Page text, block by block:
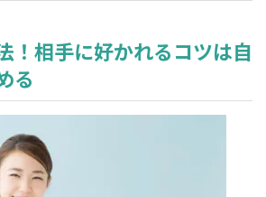
！相手に好かれるコツは自
る